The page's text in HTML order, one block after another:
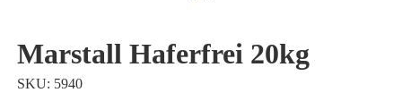
Anfang
der
Bildgalerie
Marstall Haferfrei 20kg
SKU 5940